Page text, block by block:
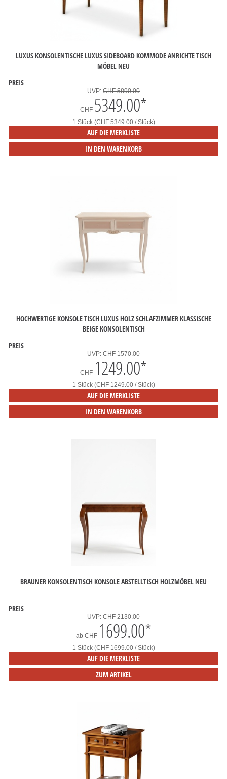
LUXUS KONSOLENTISCHE LUXUS SIDEBOARD KOMMODE ANRICHTE TISCH
MÖBEL NEU
PREIS
UVP: CHF 5890.00
CHF 5349.00*
1 Stück (CHF 5349.00 / Stück)
AUF DIE MERKLISTE
IN DEN WARENKORB
HOCHWERTIGE KONSOLE TISCH LUXUS HOLZ SCHLAFZIMMER KLASSISCHE
BEIGE KONSOLENTISCH
PREIS
UVP: CHF 1570.00
CHF 1249.00*
1 Stück (CHF 1249.00 / Stück)
AUF DIE MERKLISTE
IN DEN WARENKORB
BRAUNER KONSOLENTISCH KONSOLE ABSTELLTISCH HOLZMÖBEL NEU
PREIS
UVP: CHF 2130.00
ab CHF 1699.00*
1 Stück (CHF 1699.00 / Stück)
AUF DIE MERKLISTE
ZUM ARTIKEL